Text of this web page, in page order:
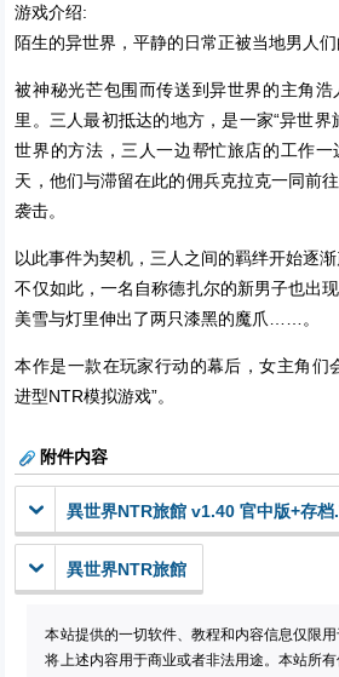
游戏介绍:
陌生的异世界，平静的日常正被当地男人
被神秘光芒包围而传送到异世界的主角
里。三人最初抵达的地方，是一家“异世界
世界的方法，三人一边帮忙旅店的工作
天，他们与滞留在此的佣兵克拉克一同前
袭击。
以此事件为契机，三人之间的羁绊开始逐
不仅如此，一名自称德扎尔的新男子也出
美雪与灯里伸出了两只漆黑的魔爪……。
本作是一款在玩家行动的幕后，女主角们
进型NTR模拟游戏”。
附件内容
異世界NTR旅館 v1.40 官中版+存档
異世界NTR旅館
本站提供的一切软件、教程和内容信息仅限
将上述内容用于商业或者非法用途。本站所